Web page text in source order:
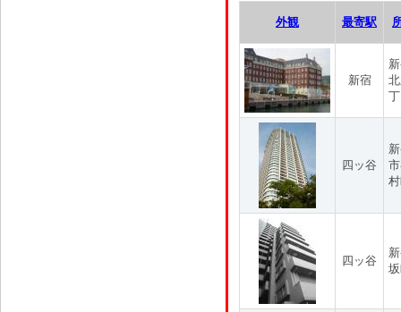
外観 最寄駅
新宿
四ッ谷
四ッ谷